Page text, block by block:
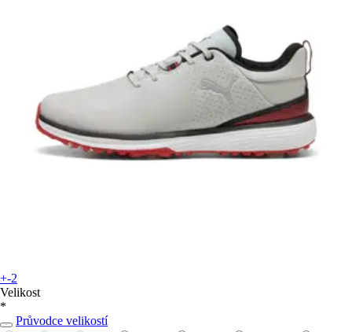
+-2
Velikost
*
Průvodce velikostí